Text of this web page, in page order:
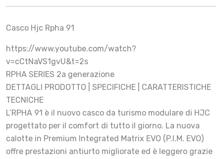
Casco Hjc Rpha 91
https://www.youtube.com/watch?
v=cCtNaVS1gvU&t=2s
RPHA SERIES 2a generazione
DETTAGLI PRODOTTO | SPECIFICHE | CARATTERISTICHE
TECNICHE
L’RPHA 91 è il nuovo casco da turismo modulare di HJC
progettato per il comfort di tutto il giorno. La nuova
calotte in Premium Integrated Matrix EVO (P.I.M. EVO)
offre prestazioni antiurto migliorate ed è leggero grazie